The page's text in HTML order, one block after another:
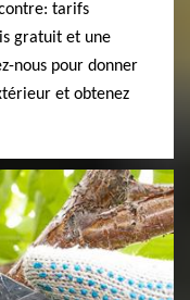
tarifs
gratuit et une
nous pour donner
et obtenez